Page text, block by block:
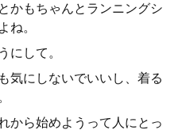
かもちゃんとランニングシ
ね。
にして。
気にしないでいいし、着る
から始めようって人にとっ